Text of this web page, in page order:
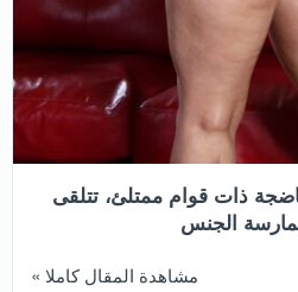
ذات قوام ممتلئ، تتلقى
الجنس
مشاهدة المقال كاملا »